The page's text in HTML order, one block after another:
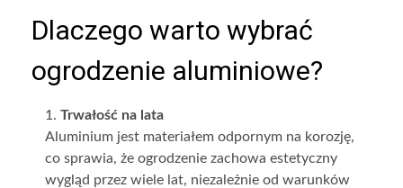
Dlaczego warto wybrać
ogrodzenie aluminiowe?
Trwałość na lata
Aluminium jest materiałem odpornym na korozję,
co sprawia, że ogrodzenie zachowa estetyczny
wygląd przez wiele lat, niezależnie od warunków